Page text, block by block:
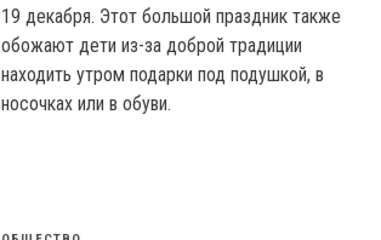
19 декабря. Этот большой праздник также
обожают дети из-за доброй традиции
находить утром подарки под подушкой, в
носочках или в обуви.